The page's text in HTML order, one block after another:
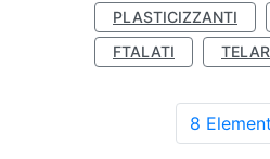
PLASTICIZZANTI
FTALATI
8